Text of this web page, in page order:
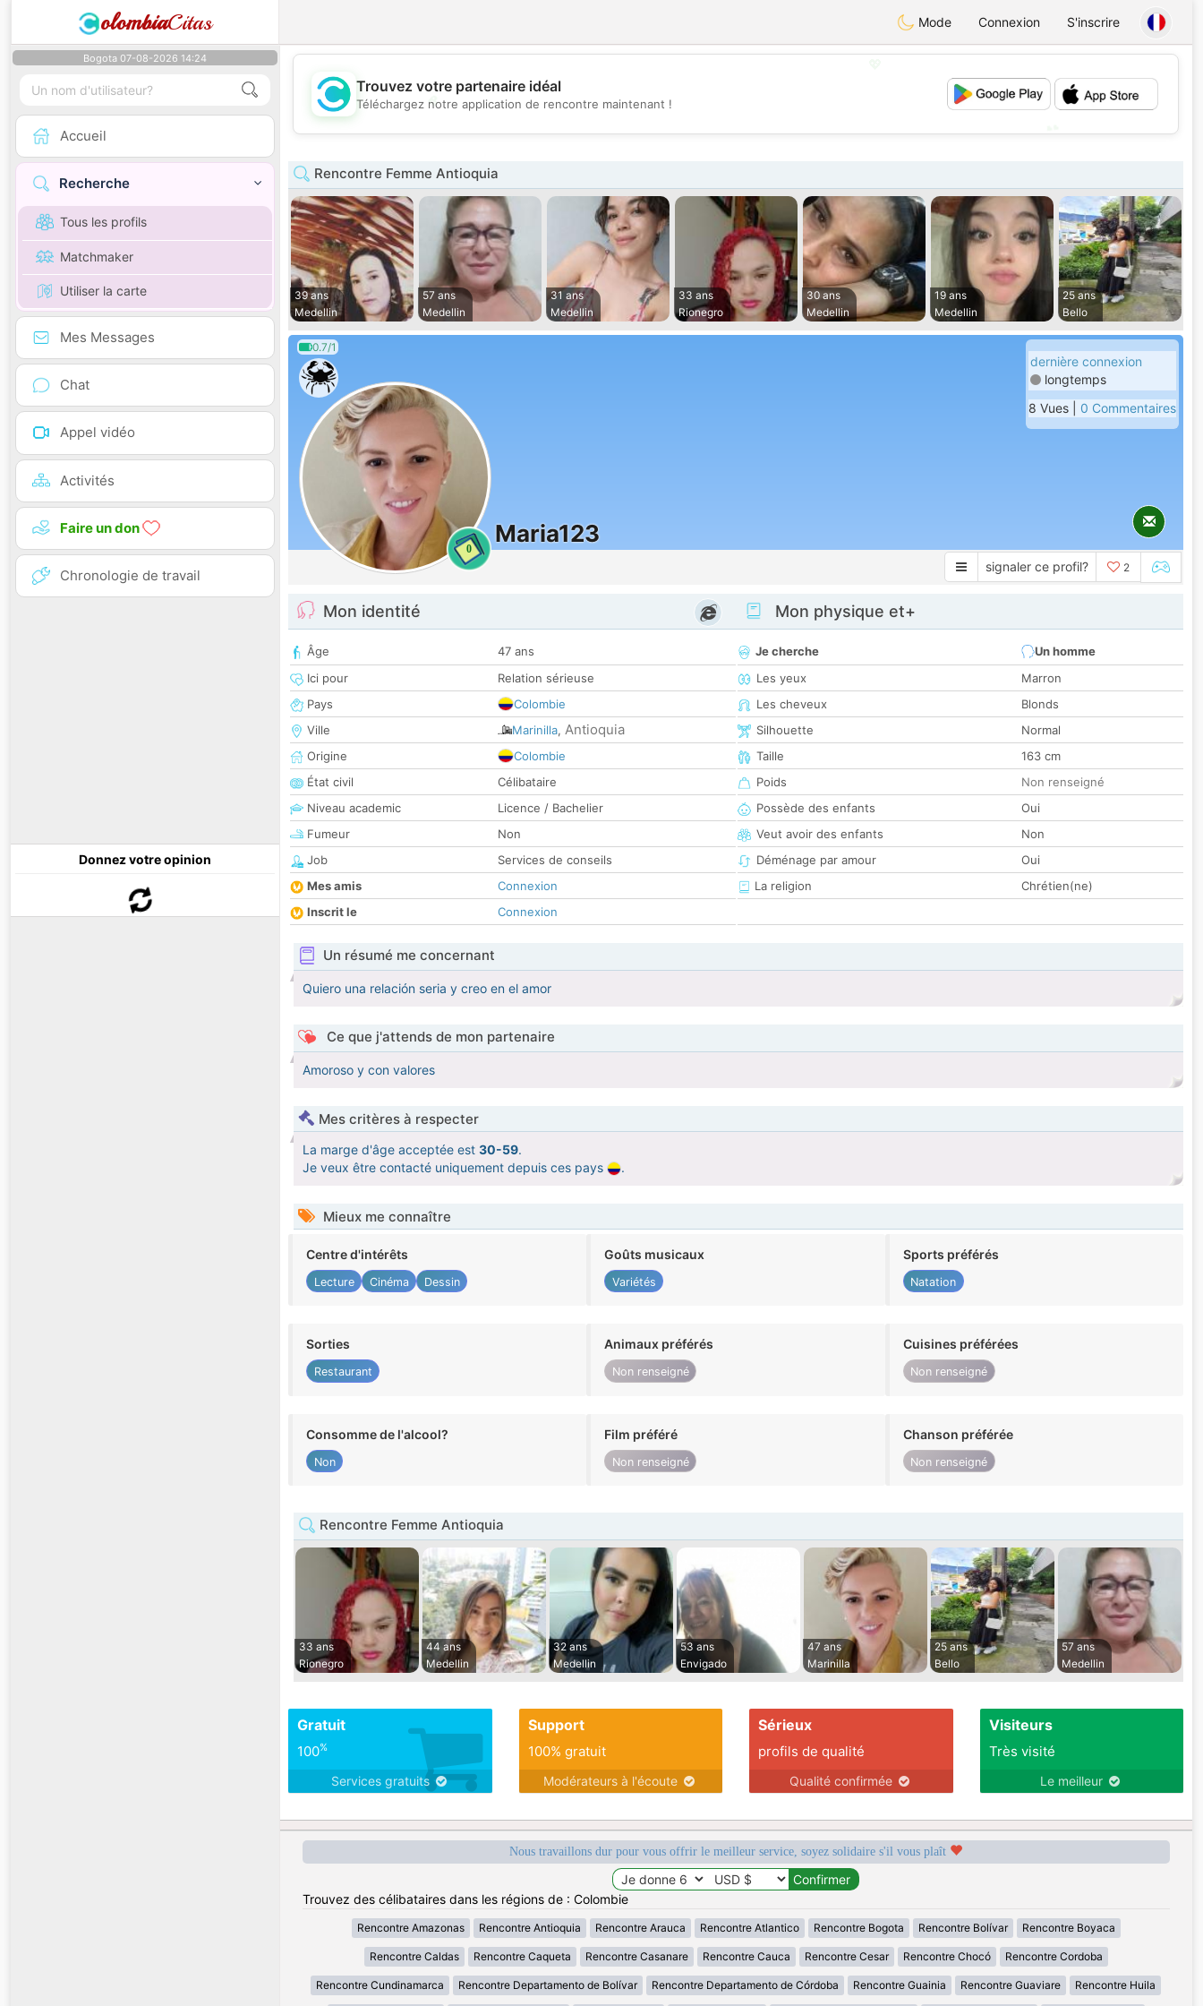
olombiaCitas Mode Connexion S'inscrire
Bogota 07-08-2026 14:24
Accueil
Recherche
Tous les profils
Matchmaker
Utiliser la carte
Mes Messages
Chat
Appel vidéo
Activités
Faire un don
Chronologie de travail
Donnez votre opinion
💖
💕
Trouvez votre partenaire idéal
Téléchargez notre application de rencontre maintenant !
Rencontre Femme Antioquia
39 ans
Medellin
57 ans
Medellin
31 ans
Medellin
33 ans
Rionegro
30 ans
Medellin
19 ans
Medellin
25 ans
Bello
0.7/1
0
Maria123
dernière connexion
longtemps
8 Vues | 0 Commentaires
signaler ce profil? 2
Mon identité
Âge
47 ans
Ici pour
Relation sérieuse
Pays
Colombie
Ville
Marinilla, Antioquia
Origine
Colombie
État civil
Célibataire
Niveau academic
Licence / Bachelier
Fumeur
Non
Job
Services de conseils
Mes amis
Connexion
Inscrit le
Connexion
Mon physique et+
Je cherche
Un homme
Les yeux
Marron
Les cheveux
Blonds
Silhouette
Normal
Taille
163 cm
Poids
Non renseigné
Possède des enfants
Oui
Veut avoir des enfants
Non
Déménage par amour
Oui
La religion
Chrétien(ne)
Un résumé me concernant
Quiero una relación seria y creo en el amor
Ce que j'attends de mon partenaire
Amoroso y con valores
Mes critères à respecter
La marge d'âge acceptée est 30-59.
Je veux être contacté uniquement depuis ces pays
.
Mieux me connaître
Centre d'intérêts
Lecture Cinéma Dessin
Goûts musicaux
Variétés
Sports préférés
Natation
Sorties
Restaurant
Animaux préférés
Non renseigné
Cuisines préférées
Non renseigné
Consomme de l'alcool?
Non
Film préféré
Non renseigné
Chanson préférée
Non renseigné
Rencontre Femme Antioquia
33 ans
Rionegro
44 ans
Medellin
32 ans
Medellin
53 ans
Envigado
47 ans
Marinilla
25 ans
Bello
57 ans
Medellin
Gratuit
100%
Services gratuits
Support
100% gratuit
Modérateurs à l'écoute
Sérieux
profils de qualité
Qualité confirmée
Visiteurs
Très visité
Le meilleur
Nous travaillons dur pour vous offrir le meilleur service, soyez solidaire s'il vous plaît
Trouvez des célibataires dans les régions de : Colombie
Rencontre Amazonas Rencontre Antioquia Rencontre Arauca Rencontre Atlantico Rencontre Bogota Rencontre Bolívar Rencontre Boyaca
Rencontre Caldas Rencontre Caqueta Rencontre Casanare Rencontre Cauca Rencontre Cesar Rencontre Chocó Rencontre Cordoba
Rencontre Cundinamarca Rencontre Departamento de Bolívar Rencontre Departamento de Córdoba Rencontre Guainia Rencontre Guaviare Rencontre Huila